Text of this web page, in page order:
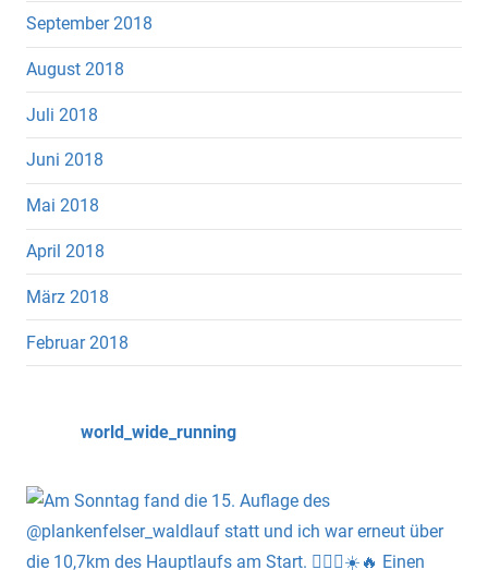
September 2018
August 2018
Juli 2018
Juni 2018
Mai 2018
April 2018
März 2018
Februar 2018
world_wide_running